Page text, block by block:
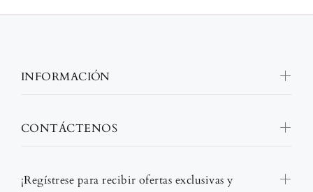
¡Regístrese para recibir ofertas exclusivas y
INFORMACIÓN
CONTÁCTENOS